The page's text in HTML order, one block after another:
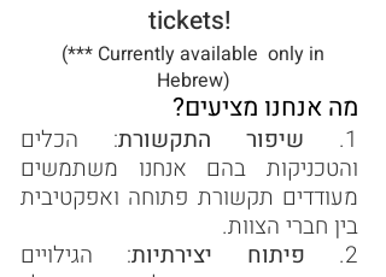
tickets!
(*** Currently available only in
Hebrew)
מה אנחנו מציעים?
1. שיפור התקשורת: הכלים
והטכניקות בהם אנחנו משתמשים
מעודדים תקשורת פתוחה ואפקטיבית
בין חברי הצוות.
2.
פיתוח יצירתיות: הגילויים